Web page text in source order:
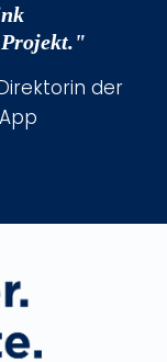
Projekt."
der